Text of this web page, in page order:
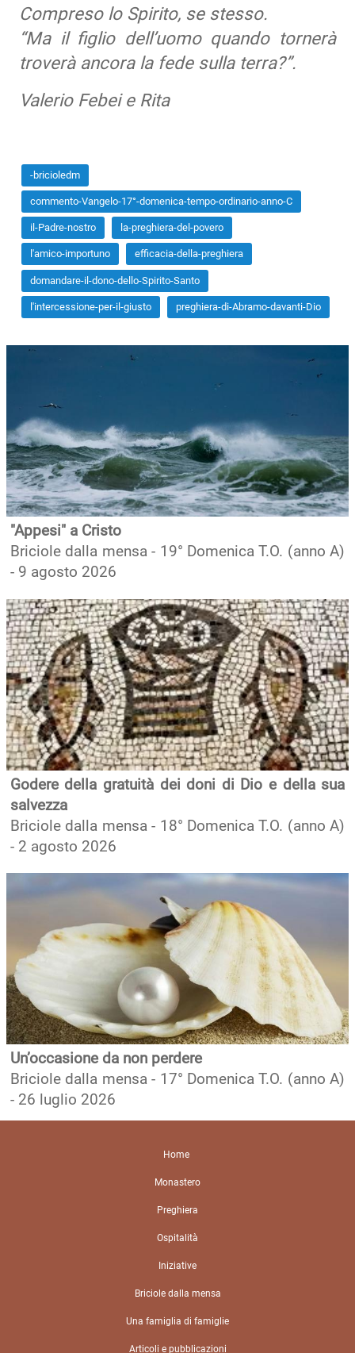
Compreso lo Spirito, se stesso.
“Ma il figlio dell’uomo quando tornerà
troverà ancora la fede sulla terra?”.
Valerio Febei e Rita
-bricioledm
commento-Vangelo-17°-domenica-tempo-ordinario-anno-C
il-Padre-nostro la-preghiera-del-povero
l'amico-importuno efficacia-della-preghiera
domandare-il-dono-dello-Spirito-Santo
l'intercessione-per-il-giusto preghiera-di-Abramo-davanti-Dio
"Appesi" a Cristo
Briciole dalla mensa - 19° Domenica T.O. (anno A)
- 9 agosto 2026
Godere della gratuità dei doni di Dio e della sua
salvezza
Briciole dalla mensa - 18° Domenica T.O. (anno A)
- 2 agosto 2026
Un’occasione da non perdere
Briciole dalla mensa - 17° Domenica T.O. (anno A)
- 26 luglio 2026
Home
Monastero
Preghiera
Ospitalità
Iniziative
Briciole dalla mensa
Una famiglia di famiglie
Articoli e pubblicazioni